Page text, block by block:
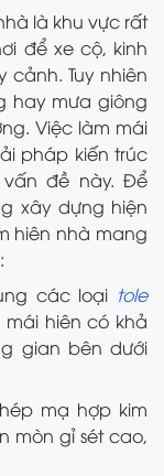
là khu vực rất
để xe cộ, kinh
Tuy nhiên
hay mưa giông
Việc làm mái
pháp kiến trúc
đề này. Để
xây dựng hiện
hiên nhà mang
các loại tole
hiên có khả
gian bên dưới
mạ hợp kim
mòn gỉ sét cao,